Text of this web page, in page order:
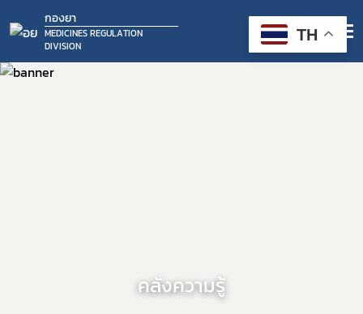
กองยา
MEDICINES REGULATION
DIVISION
คลังความรู้
TH